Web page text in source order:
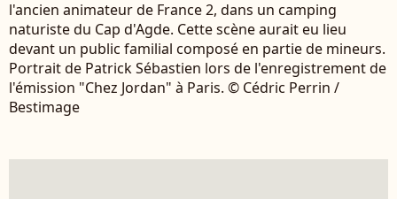
l'ancien animateur de France 2, dans un camping
naturiste du Cap d'Agde. Cette scène aurait eu lieu
devant un public familial composé en partie de mineurs.
Portrait de Patrick Sébastien lors de l'enregistrement de
l'émission "Chez Jordan" à Paris. © Cédric Perrin /
Bestimage